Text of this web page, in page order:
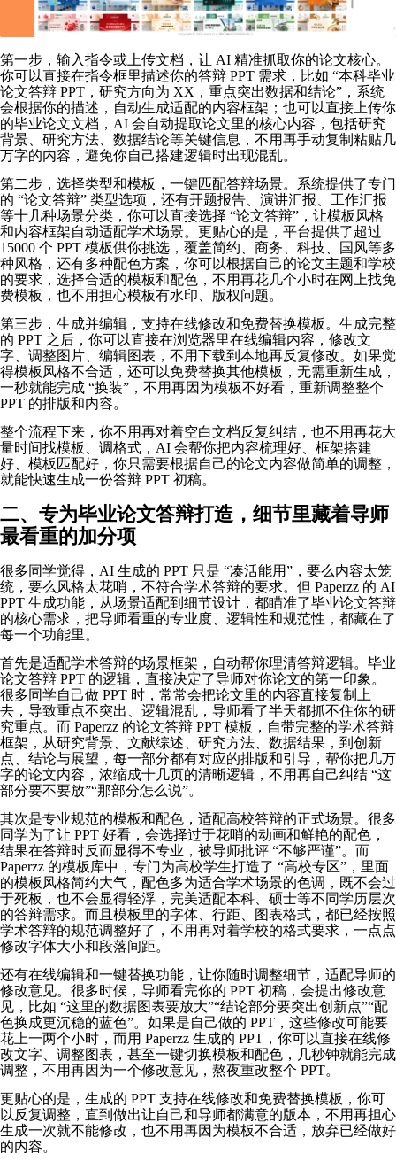
第一步，输入指令或上传文档，让 AI 精准抓取你的论文核心。
你可以直接在指令框里描述你的答辩 PPT 需求，比如 “本科毕业
论文答辩 PPT，研究方向为 XX，重点突出数据和结论”，系统
会根据你的描述，自动生成适配的内容框架；也可以直接上传你
的毕业论文文档，AI 会自动提取论文里的核心内容，包括研究
背景、研究方法、数据结论等关键信息，不用再手动复制粘贴几
万字的内容，避免你自己搭建逻辑时出现混乱。
第二步，选择类型和模板，一键匹配答辩场景。系统提供了专门
的 “论文答辩” 类型选项，还有开题报告、演讲汇报、工作汇报
等十几种场景分类，你可以直接选择 “论文答辩”，让模板风格
和内容框架自动适配学术场景。更贴心的是，平台提供了超过
15000 个 PPT 模板供你挑选，覆盖简约、商务、科技、国风等多
种风格，还有多种配色方案，你可以根据自己的论文主题和学校
的要求，选择合适的模板和配色，不用再花几个小时在网上找免
费模板，也不用担心模板有水印、版权问题。
第三步，生成并编辑，支持在线修改和免费替换模板。生成完整
的 PPT 之后，你可以直接在浏览器里在线编辑内容，修改文
字、调整图片、编辑图表，不用下载到本地再反复修改。如果觉
得模板风格不合适，还可以免费替换其他模板，无需重新生成，
一秒就能完成 “换装”，不用再因为模板不好看，重新调整整个
PPT 的排版和内容。
整个流程下来，你不用再对着空白文档反复纠结，也不用再花大
量时间找模板、调格式，AI 会帮你把内容梳理好、框架搭建
好、模板匹配好，你只需要根据自己的论文内容做简单的调整，
就能快速生成一份答辩 PPT 初稿。
二、专为毕业论文答辩打造，细节里藏着导师
最看重的加分项
很多同学觉得，AI 生成的 PPT 只是 “凑活能用”，要么内容太笼
统，要么风格太花哨，不符合学术答辩的要求。但 Paperzz 的 AI
PPT 生成功能，从场景适配到细节设计，都瞄准了毕业论文答辩
的核心需求，把导师看重的专业度、逻辑性和规范性，都藏在了
每一个功能里。
首先是适配学术答辩的场景框架，自动帮你理清答辩逻辑。毕业
论文答辩 PPT 的逻辑，直接决定了导师对你论文的第一印象。
很多同学自己做 PPT 时，常常会把论文里的内容直接复制上
去，导致重点不突出、逻辑混乱，导师看了半天都抓不住你的研
究重点。而 Paperzz 的论文答辩 PPT 模板，自带完整的学术答辩
框架，从研究背景、文献综述、研究方法、数据结果，到创新
点、结论与展望，每一部分都有对应的排版和引导，帮你把几万
字的论文内容，浓缩成十几页的清晰逻辑，不用再自己纠结 “这
部分要不要放”“那部分怎么说”。
其次是专业规范的模板和配色，适配高校答辩的正式场景。很多
同学为了让 PPT 好看，会选择过于花哨的动画和鲜艳的配色，
结果在答辩时反而显得不专业，被导师批评 “不够严谨”。而
Paperzz 的模板库中，专门为高校学生打造了 “高校专区”，里面
的模板风格简约大气，配色多为适合学术场景的色调，既不会过
于死板，也不会显得轻浮，完美适配本科、硕士等不同学历层次
的答辩需求。而且模板里的字体、行距、图表格式，都已经按照
学术答辩的规范调整好了，不用再对着学校的格式要求，一点点
修改字体大小和段落间距。
还有在线编辑和一键替换功能，让你随时调整细节，适配导师的
修改意见。很多时候，导师看完你的 PPT 初稿，会提出修改意
见，比如 “这里的数据图表要放大”“结论部分要突出创新点”“配
色换成更沉稳的蓝色”。如果是自己做的 PPT，这些修改可能要
花上一两个小时，而用 Paperzz 生成的 PPT，你可以直接在线修
改文字、调整图表，甚至一键切换模板和配色，几秒钟就能完成
调整，不用再因为一个修改意见，熬夜重改整个 PPT。
更贴心的是，生成的 PPT 支持在线修改和免费替换模板，你可
以反复调整，直到做出让自己和导师都满意的版本，不用再担心
生成一次就不能修改，也不用再因为模板不合适，放弃已经做好
的内容。